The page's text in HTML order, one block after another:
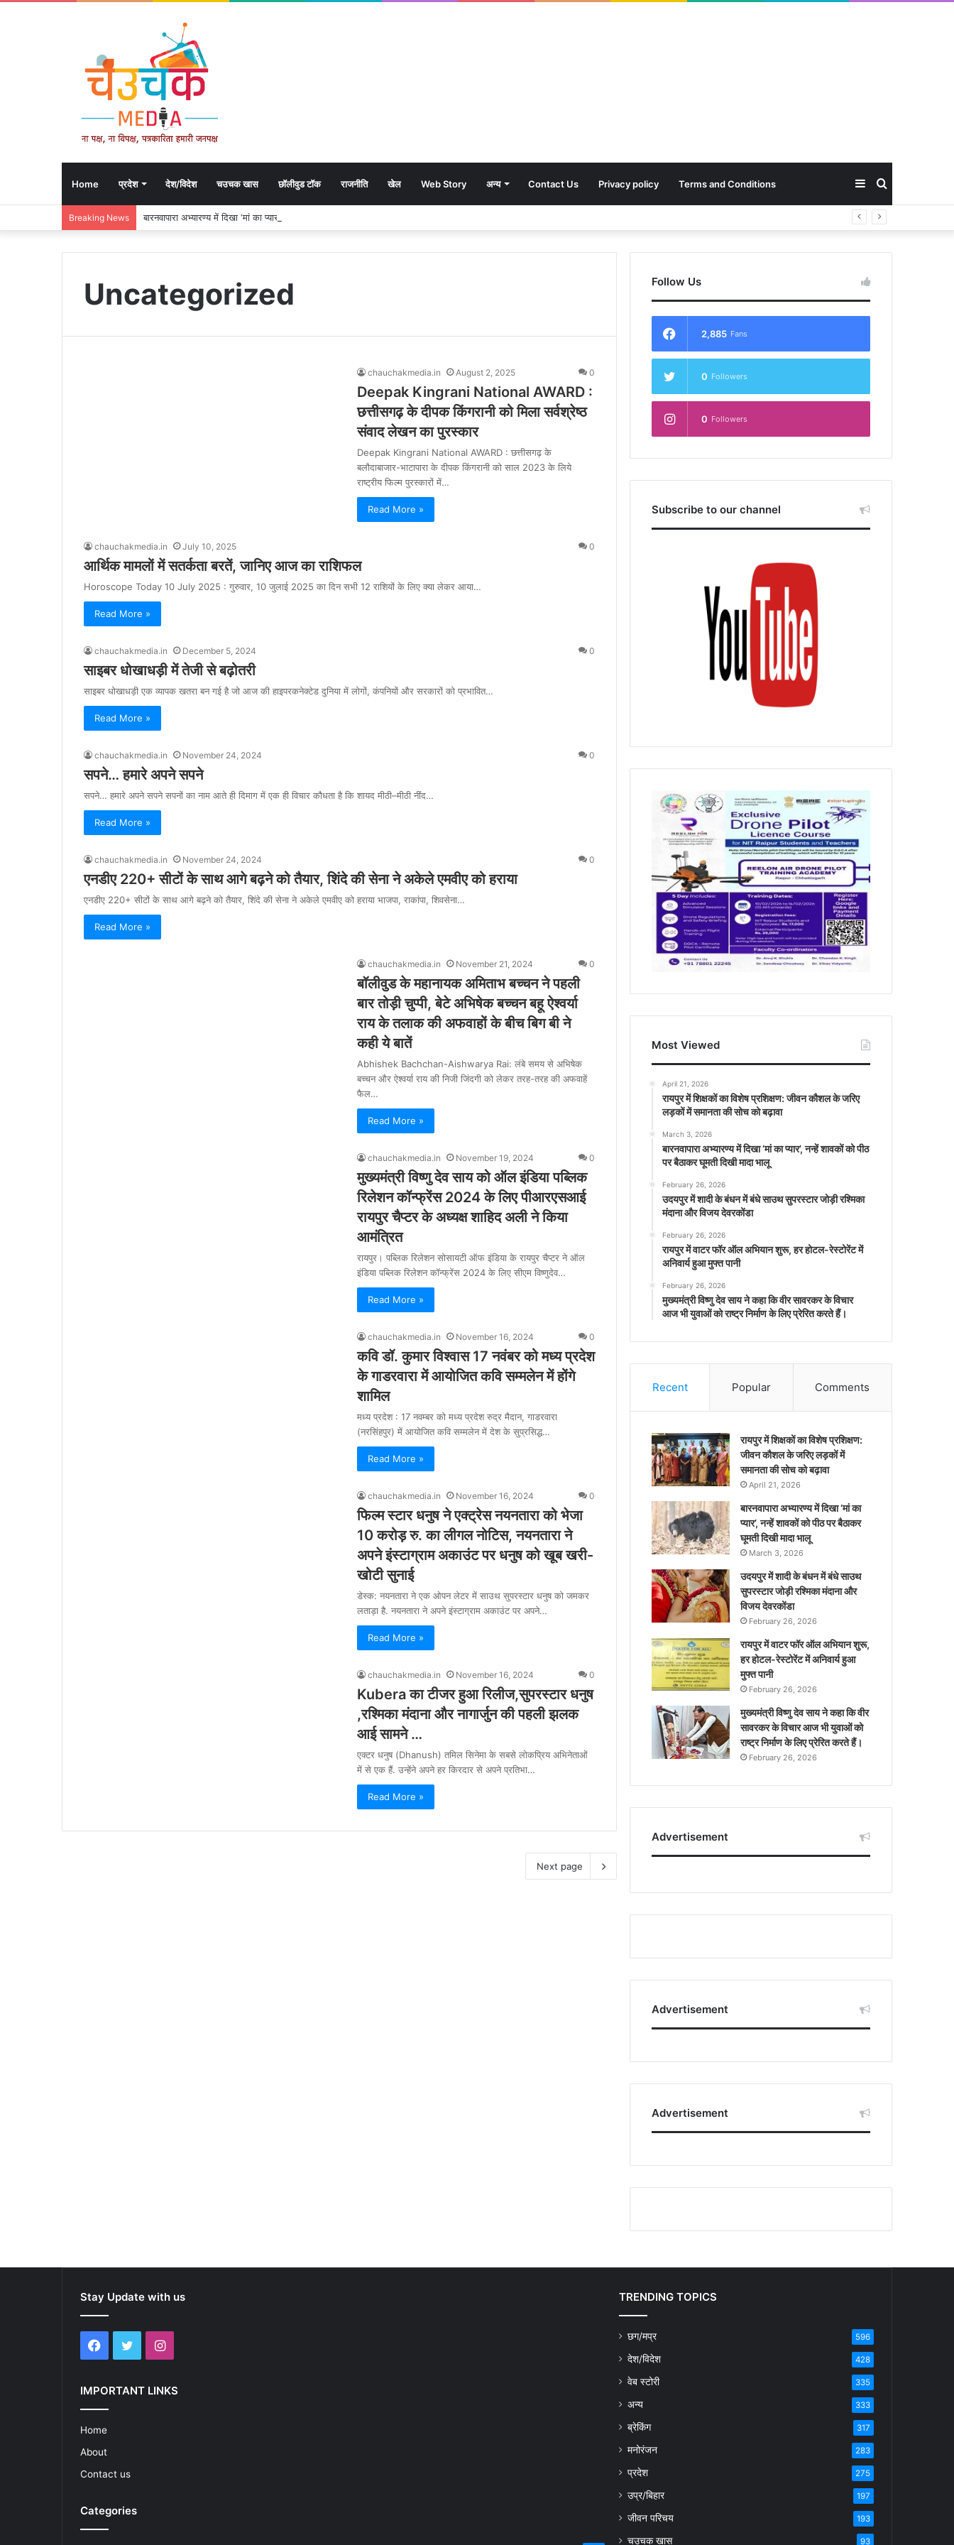
Home प्रदेश देश/विदेश चउचक खास छॉलीवुड टॉक राजनीति खेल Web Story अन्य Contact Us Privacy policy Terms and Conditions
for
Sidebar
Breaking News बारनवापारा अभ्यारण्य में दिखा ‘मां का प्यार’, नन्हें शावकों को पीठ पर बैठाकर घूमती दिखी मादा भालू
Uncategorized
chauchakmedia.in August 2, 2025 0
Deepak Kingrani National AWARD :
छत्तीसगढ़ के दीपक किंगरानी को मिला सर्वश्रेष्ठ
संवाद लेखन का पुरस्कार
Deepak Kingrani National AWARD : छत्तीसगढ़ के
बलौदाबाजार-भाटापारा के दीपक किंगरानी को साल 2023 के लिये
राष्ट्रीय फिल्म पुरस्कारों में…
Read More »
chauchakmedia.in July 10, 2025 0
आर्थिक मामलों में सतर्कता बरतें, जानिए आज का राशिफल
Horoscope Today 10 July 2025 : गुरुवार, 10 जुलाई 2025 का दिन सभी 12 राशियों के लिए क्या लेकर आया…
Read More »
chauchakmedia.in December 5, 2024 0
साइबर धोखाधड़ी में तेजी से बढ़ोतरी
साइबर धोखाधड़ी एक व्यापक खतरा बन गई है जो आज की हाइपरकनेक्टेड दुनिया में लोगों, कंपनियों और सरकारों को प्रभावित…
Read More »
chauchakmedia.in November 24, 2024 0
सपने… हमारे अपने सपने
सपने… हमारे अपने सपने सपनों का नाम आते ही दिमाग में एक ही विचार कौधता है कि शायद मीठी–मीठी नींद…
Read More »
chauchakmedia.in November 24, 2024 0
एनडीए 220+ सीटों के साथ आगे बढ़ने को तैयार, शिंदे की सेना ने अकेले एमवीए को हराया
एनडीए 220+ सीटों के साथ आगे बढ़ने को तैयार, शिंदे की सेना ने अकेले एमवीए को हराया भाजपा, राकांपा, शिवसेना…
Read More »
chauchakmedia.in November 21, 2024 0
बॉलीवुड के महानायक अमिताभ बच्चन ने पहली
बार तोड़ी चुप्पी, बेटे अभिषेक बच्चन बहू ऐश्वर्या
राय के तलाक की अफवाहों के बीच बिग बी ने
कही ये बातें
Abhishek Bachchan-Aishwarya Rai: लंबे समय से अभिषेक
बच्चन और ऐश्वर्या राय की निजी जिंदगी को लेकर तरह-तरह की अफवाहें
फैल…
Read More »
chauchakmedia.in November 19, 2024 0
मुख्यमंत्री विष्णु देव साय को ऑल इंडिया पब्लिक
रिलेशन कॉन्फ्रेंस 2024 के लिए पीआरएसआई
रायपुर चैप्टर के अध्यक्ष शाहिद अली ने किया
आमंत्रित
रायपुर। पब्लिक रिलेशन सोसायटी ऑफ इंडिया के रायपुर चैप्टर ने ऑल
इंडिया पब्लिक रिलेशन कॉन्फ्रेंस 2024 के लिए सीएम विष्णुदेव…
Read More »
chauchakmedia.in November 16, 2024 0
कवि डॉ. कुमार विश्वास 17 नवंबर को मध्य प्रदेश
के गाडरवारा में आयोजित कवि सम्मलेन में होंगे
शामिल
मध्य प्रदेश : 17 नवम्बर को मध्य प्रदेश रुद्र मैदान, गाडरवारा
(नरसिंहपुर) में आयोजित कवि सम्मलेन में देश के सुप्रसिद्ध…
Read More »
chauchakmedia.in November 16, 2024 0
फिल्म स्टार धनुष ने एक्ट्रेस नयनतारा को भेजा
10 करोड़ रु. का लीगल नोटिस, नयनतारा ने
अपने इंस्टाग्राम अकाउंट पर धनुष को खूब खरी-
खोटी सुनाई
डेस्क: नयनतारा ने एक ओपन लेटर में साउथ सुपरस्टार धनुष को जमकर
लताड़ा है. नयनतारा ने अपने इंस्टाग्राम अकाउंट पर अपने…
Read More »
chauchakmedia.in November 16, 2024 0
Kubera का टीजर हुआ रिलीज,सुपरस्टार धनुष
,रश्मिका मंदाना और नागार्जुन की पहली झलक
आई सामने …
एक्टर धनुष (Dhanush) तमिल सिनेमा के सबसे लोकप्रिय अभिनेताओं
में से एक हैं. उन्हेंने अपने हर किरदार से अपने प्रतिभा…
Read More »
Next page
Follow Us
2,885 Fans
0 Followers
0 Followers
Subscribe to our channel
Most Viewed
April 21, 2026
रायपुर में शिक्षकों का विशेष प्रशिक्षण: जीवन कौशल के जरिए
लड़कों में समानता की सोच को बढ़ावा
March 3, 2026
बारनवापारा अभ्यारण्य में दिखा ‘मां का प्यार’, नन्हें शावकों को पीठ
पर बैठाकर घूमती दिखी मादा भालू
February 26, 2026
उदयपुर में शादी के बंधन में बंधे साउथ सुपरस्टार जोड़ी रश्मिका
मंदाना और विजय देवरकोंडा
February 26, 2026
रायपुर में वाटर फॉर ऑल अभियान शुरू, हर होटल-रेस्टोरेंट में
अनिवार्य हुआ मुफ्त पानी
February 26, 2026
मुख्यमंत्री विष्णु देव साय ने कहा कि वीर सावरकर के विचार
आज भी युवाओं को राष्ट्र निर्माण के लिए प्रेरित करते हैं।
Recent Popular Comments
रायपुर में शिक्षकों का विशेष प्रशिक्षण:
जीवन कौशल के जरिए लड़कों में
समानता की सोच को बढ़ावा
April 21, 2026
बारनवापारा अभ्यारण्य में दिखा ‘मां का
प्यार’, नन्हें शावकों को पीठ पर बैठाकर
घूमती दिखी मादा भालू
March 3, 2026
उदयपुर में शादी के बंधन में बंधे साउथ
सुपरस्टार जोड़ी रश्मिका मंदाना और
विजय देवरकोंडा
February 26, 2026
रायपुर में वाटर फॉर ऑल अभियान शुरू,
हर होटल-रेस्टोरेंट में अनिवार्य हुआ
मुफ्त पानी
February 26, 2026
मुख्यमंत्री विष्णु देव साय ने कहा कि वीर
सावरकर के विचार आज भी युवाओं को
राष्ट्र निर्माण के लिए प्रेरित करते हैं।
February 26, 2026
Advertisement
Advertisement
Advertisement
Stay Update with us
Facebook
TwitterInstagram
IMPORTANT LINKS
Home
About
Contact us
Categories
TRENDING TOPICS
छग/मप्र 596
देश/विदेश 428
वेब स्टोरी 335
अन्य 333
ब्रेकिंग 317
मनोरंजन 283
प्रदेश 275
उप्र/बिहार 197
जीवन परिचय 193
चउचक खास 93